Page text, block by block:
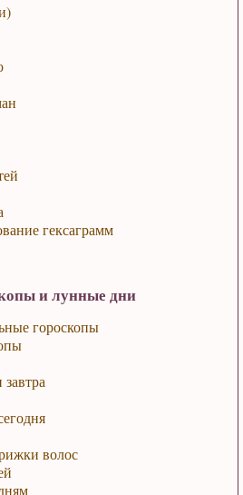
гексаграмм
и лунные дни
гороскопы
волос